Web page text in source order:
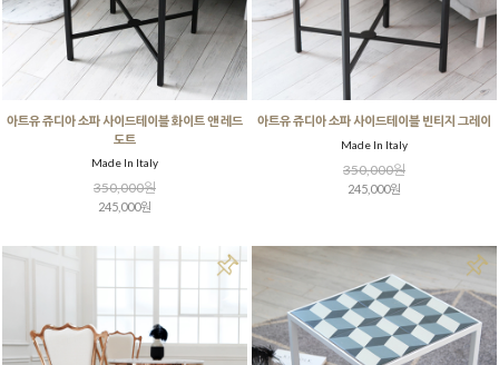
아트유 쥬디아 소파 사이드테이블 화이트 앤 레드
도트
Made In Italy
350,000원
245,000원
아트유 쥬디아 소파 사이드테이블 빈티지 그레이
Made In Italy
350,000원
245,000원